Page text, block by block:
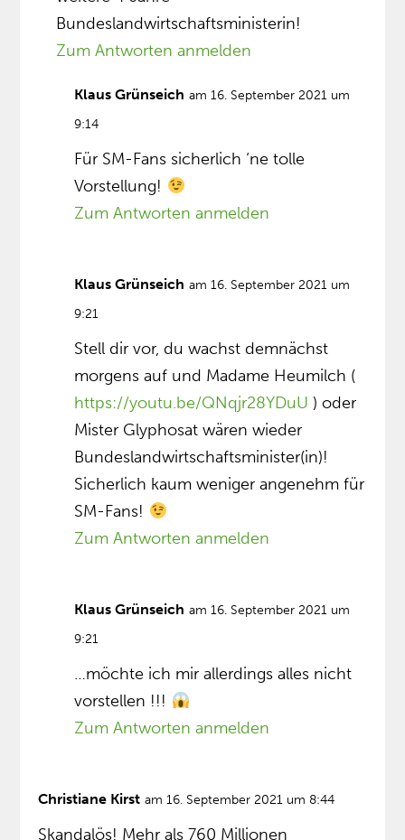
Bundeslandwirtschaftsministerin!
Zum Antworten anmelden
Klaus Grünseich am 16. September 2021 um
9:14
Für SM-Fans sicherlich ‘ne tolle
Vorstellung!
Zum Antworten anmelden
Klaus Grünseich am 16. September 2021 um
9:21
Stell dir vor, du wachst demnächst
morgens auf und Madame Heumilch (
https://youtu.be/QNqjr28YDuU ) oder
Mister Glyphosat wären wieder
Bundeslandwirtschaftsminister(in)!
Sicherlich kaum weniger angenehm für
SM-Fans!
Zum Antworten anmelden
Klaus Grünseich am 16. September 2021 um
9:21
…möchte ich mir allerdings alles nicht
vorstellen !!!
Zum Antworten anmelden
Christiane Kirst am 16. September 2021 um 8:44
Skandalös! Mehr als 760 Millionen